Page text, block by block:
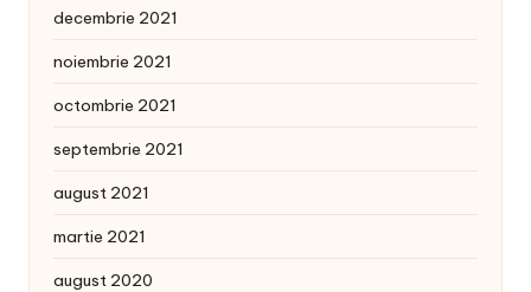
decembrie 2021
noiembrie 2021
octombrie 2021
septembrie 2021
august 2021
martie 2021
august 2020